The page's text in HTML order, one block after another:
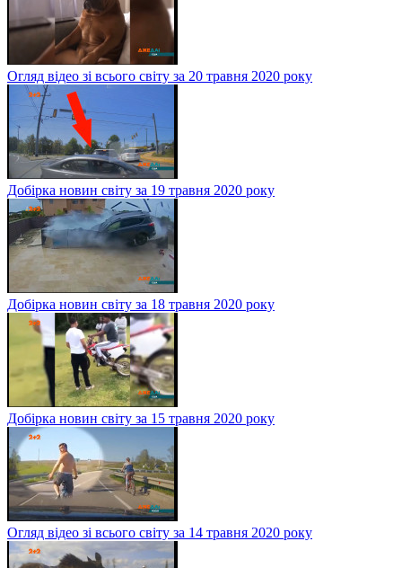
Огляд відео зі всього світу за 20 травня 2020 року
Добірка новин світу за 19 травня 2020 року
Добірка новин світу за 18 травня 2020 року
Добірка новин світу за 15 травня 2020 року
Огляд відео зі всього світу за 14 травня 2020 року